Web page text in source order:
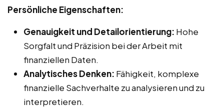
Persönliche Eigenschaften:
Genauigkeit und Detailorientierung: Hohe
Sorgfalt und Präzision bei der Arbeit mit
finanziellen Daten.
Analytisches Denken: Fähigkeit, komplexe
finanzielle Sachverhalte zu analysieren und zu
interpretieren.